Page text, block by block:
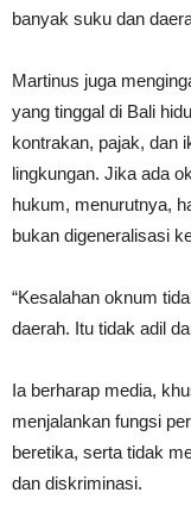
banyak suku dan
Martinus juga
yang tinggal di Bali
kontrakan, pajak, dan
lingkungan. Jika ada
hukum, menurutnya,
bukan digeneralisasi
“Kesalahan oknum
daerah. Itu tidak adil
Ia berharap media,
menjalankan fungsi
beretika, serta tidak
dan diskriminasi.